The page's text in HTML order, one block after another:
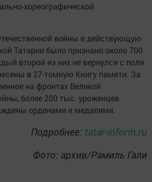
хореографической
войны в действующую
Татарии было признано около 700
второй из них не вернулся с поля
в 27-томную Книгу памяти. За
на фронтах Великой
более 200 тыс. уроженцев
орденами и медалями.
Подробнее: tatar-inform.ru
Фото: архив/Рамиль Гали